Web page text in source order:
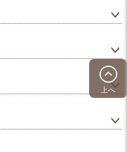
上へ